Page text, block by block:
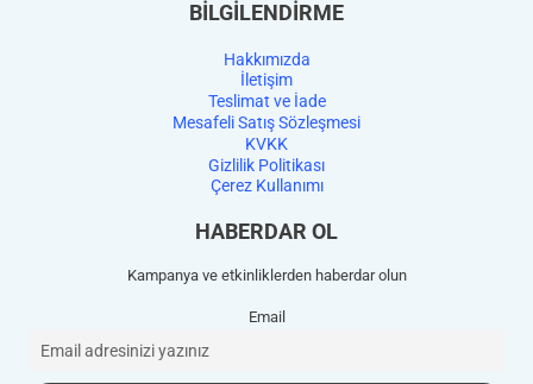
BİLGİLENDİRME
Hakkımızda
İletişim
Teslimat ve İade
Mesafeli Satış Sözleşmesi
KVKK
Gizlilik Politikası
Çerez Kullanımı
HABERDAR OL
Kampanya ve etkinliklerden haberdar olun
Email